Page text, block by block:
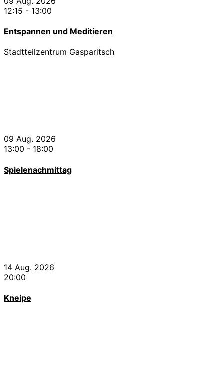
12:15 - 13:00
Entspannen und Meditieren
Stadtteilzentrum Gasparitsch
09 Aug. 2026
13:00 - 18:00
Spielenachmittag
14 Aug. 2026
20:00
Kneipe